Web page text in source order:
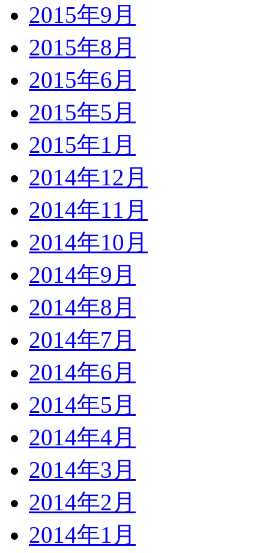
2015年9月
2015年8月
2015年6月
2015年5月
2015年1月
2014年12月
2014年11月
2014年10月
2014年9月
2014年8月
2014年7月
2014年6月
2014年5月
2014年4月
2014年3月
2014年2月
2014年1月